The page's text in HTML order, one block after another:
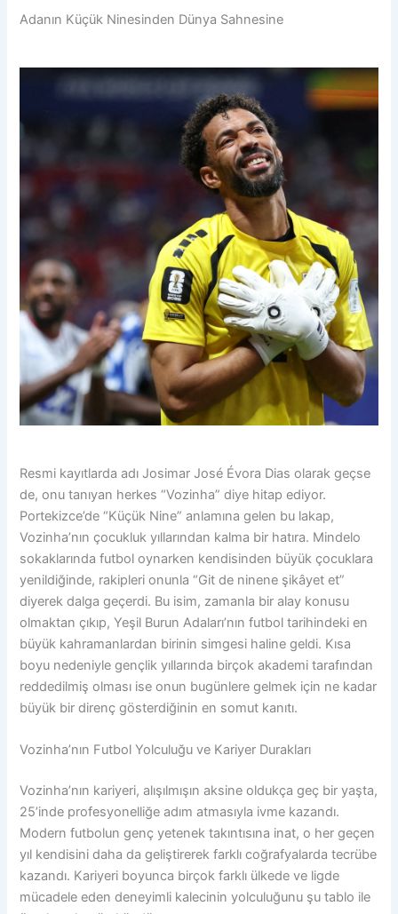
Adanın Küçük Ninesinden Dünya Sahnesine
Resmi kayıtlarda adı Josimar José Évora Dias olarak geçse
de, onu tanıyan herkes “Vozinha” diye hitap ediyor.
Portekizce’de “Küçük Nine” anlamına gelen bu lakap,
Vozinha’nın çocukluk yıllarından kalma bir hatıra. Mindelo
sokaklarında futbol oynarken kendisinden büyük çocuklara
yenildiğinde, rakipleri onunla “Git de ninene şikâyet et”
diyerek dalga geçerdi. Bu isim, zamanla bir alay konusu
olmaktan çıkıp, Yeşil Burun Adaları’nın futbol tarihindeki en
büyük kahramanlardan birinin simgesi haline geldi. Kısa
boyu nedeniyle gençlik yıllarında birçok akademi tarafından
reddedilmiş olması ise onun bugünlere gelmek için ne kadar
büyük bir direnç gösterdiğinin en somut kanıtı.
Vozinha’nın Futbol Yolculuğu ve Kariyer Durakları
Vozinha’nın kariyeri, alışılmışın aksine oldukça geç bir yaşta,
25’inde profesyonelliğe adım atmasıyla ivme kazandı.
Modern futbolun genç yetenek takıntısına inat, o her geçen
yıl kendisini daha da geliştirerek farklı coğrafyalarda tecrübe
kazandı. Kariyeri boyunca birçok farklı ülkede ve ligde
mücadele eden deneyimli kalecinin yolculuğunu şu tablo ile